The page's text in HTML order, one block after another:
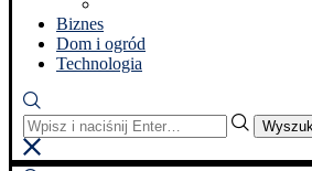
Biznes
Dom i ogród
Technologia